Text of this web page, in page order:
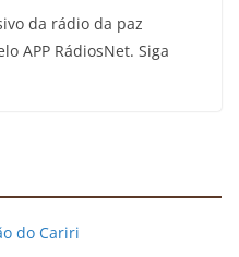
da rádio da paz
APP RádiosNet. Siga
do Cariri